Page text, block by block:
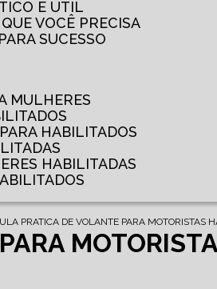
E ÚTIL
VOCÊ PRECISA
SUCESSO
MULHERES
HABILITADOS
HABILITADAS
PRATICA DE VOLANTE PARA MOTORISTAS